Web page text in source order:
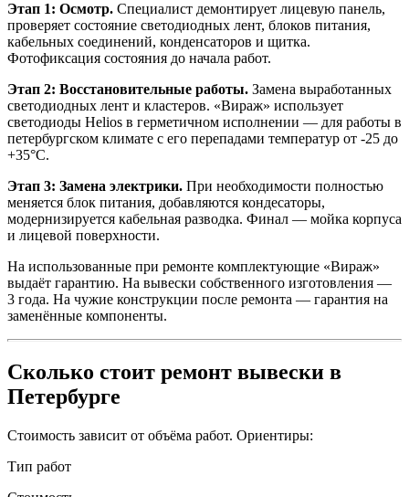
Этап 1: Осмотр. Специалист демонтирует лицевую панель,
проверяет состояние светодиодных лент, блоков питания,
кабельных соединений, конденсаторов и щитка.
Фотофиксация состояния до начала работ.
Этап 2: Восстановительные работы. Замена выработанных
светодиодных лент и кластеров. «Вираж» использует
светодиоды Helios в герметичном исполнении — для работы в
петербургском климате с его перепадами температур от -25 до
+35°C.
Этап 3: Замена электрики. При необходимости полностью
меняется блок питания, добавляются кондесаторы,
модернизируется кабельная разводка. Финал — мойка корпуса
и лицевой поверхности.
На использованные при ремонте комплектующие «Вираж»
выдаёт гарантию. На вывески собственного изготовления —
3 года. На чужие конструкции после ремонта — гарантия на
заменённые компоненты.
Сколько стоит ремонт вывески в
Петербурге
Стоимость зависит от объёма работ. Ориентиры:
Тип работ